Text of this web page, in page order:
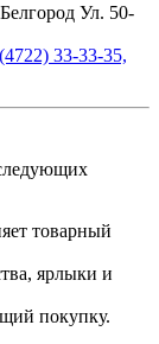
Ул. 50-
33-33-35,
товарный
ярлыки и
покупку.